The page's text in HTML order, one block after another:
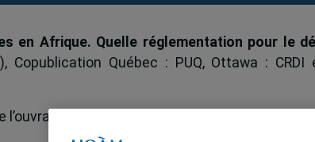
en Afrique. Quelle réglementation pour le
Copublication Québec : PUQ, Ottawa :